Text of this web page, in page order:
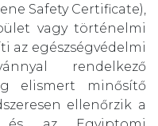
Safety Certificate),
vagy történelmi
az egészségvédelmi
rendelkező
elismert minősítő
ellenőrzik a